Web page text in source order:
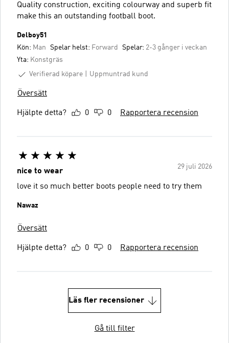
Quality construction, exciting colourway and superb fit
make this an outstanding football boot.
Delboy51
Kön: Man Spelar helst: Forward Spelar: 2-3 gånger i veckan
Yta: Konstgräs
Verifierad köpare
Uppmuntrad kund
Översätt
Hjälpte detta? 0 0 Rapportera recension
29 juli 2026
nice to wear
love it so much better boots people need to try them
Nawaz
Översätt
Hjälpte detta? 0 0 Rapportera recension
Läs fler recensioner
Gå till filter